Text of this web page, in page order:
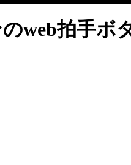
web拍手ボ